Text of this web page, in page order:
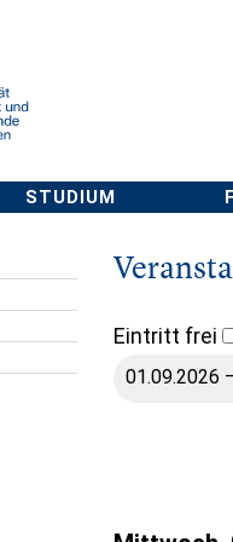
STUDIUM
Eintritt frei